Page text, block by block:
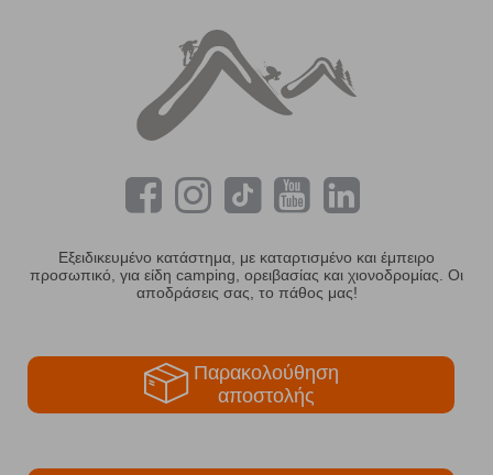
Εξειδικευμένο κατάστημα, με καταρτισμένο και έμπειρο
προσωπικό, για είδη camping, ορειβασίας και χιονοδρομίας. Οι
αποδράσεις σας, το πάθος μας!
Παρακολούθηση
αποστολής